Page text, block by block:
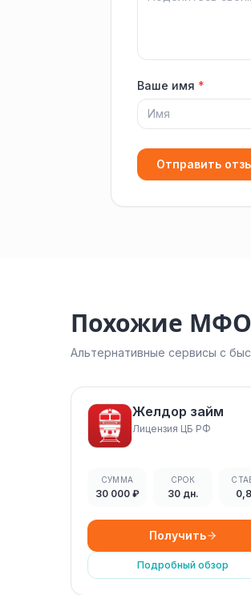
Ваше имя *
Отправить
Похожие
Альтернативные сервисы с
Желдор займ
Лицензия ЦБ РФ
СУММА
30 000 ₽
СРОК
30 дн.
Получить
Подробный обзор